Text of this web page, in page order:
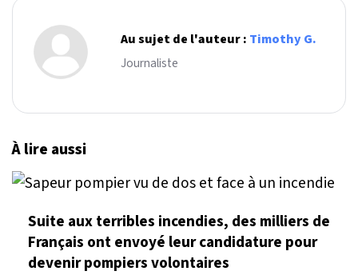
Au sujet de l'auteur : Timothy G.
Journaliste
À lire aussi
Suite aux terribles incendies, des milliers de
Français ont envoyé leur candidature pour
devenir pompiers volontaires